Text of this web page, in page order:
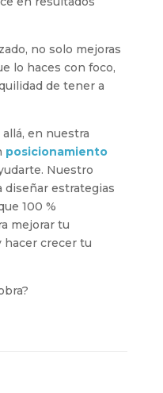
no solo mejoras
lo haces con foco,
de tener a
en nuestra
posicionamiento
Nuestro
diseñar estrategias
100 %
mejorar tu
hacer crecer tu